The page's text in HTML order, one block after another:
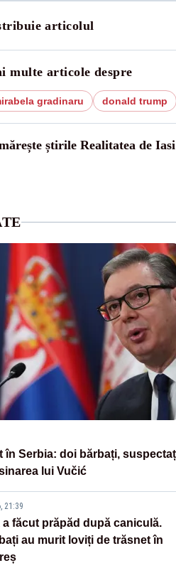
articolul
multe articole despre
gradinaru donald trump
știrile Realitatea de
în Serbia: doi bărbați,
lui Vučić
21:39
a făcut prăpăd după caniculă.
au murit loviți de trăsnet în